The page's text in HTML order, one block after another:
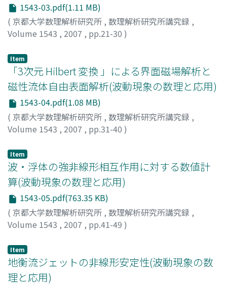
1543-03.pdf(1.11 MB)
( 京都大学数理解析研究所 , 数理解析研究所講究録 ,
Volume 1543 , 2007 , pp.21-30 )
Item
「3次元 Hilbert 変換 」による界面磁場解析と
磁性流体自由表面解析(波動現象の数理と応用)
1543-04.pdf(1.08 MB)
( 京都大学数理解析研究所 , 数理解析研究所講究録 ,
Volume 1543 , 2007 , pp.31-40 )
Item
波・浮体の強非線形相互作用に対する数値計
算(波動現象の数理と応用)
1543-05.pdf(763.35 KB)
( 京都大学数理解析研究所 , 数理解析研究所講究録 ,
Volume 1543 , 2007 , pp.41-49 )
Item
地衡流ジェットの非線形安定性(波動現象の数
理と応用)